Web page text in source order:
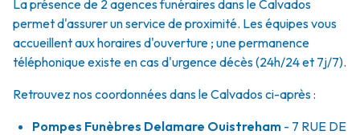
La présence de 2 agences funéraires dans le Calvados
permet d'assurer un service de proximité. Les équipes vous
accueillent aux horaires d'ouverture ; une permanence
téléphonique existe en cas d'urgence décès (24h/24 et 7j/7).
Retrouvez nos coordonnées dans le Calvados ci-après :
Pompes Funèbres Delamare Ouistreham - 7 RUE DE